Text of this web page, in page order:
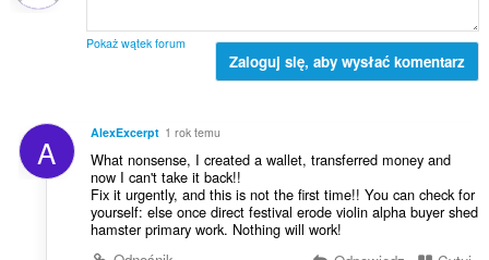
:
o
:
i
a
c
e
n
:
Pokaż wątek forum
Zaloguj się, aby wysłać komentarz
A AlexExcerpt 1 rok temu
What nonsense, I created a wallet, transferred money and
now I can't take it back!!
Fix it urgently, and this is not the first time!! You can check for
yourself: else once direct festival erode violin alpha buyer shed
hamster primary work. Nothing will work!